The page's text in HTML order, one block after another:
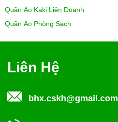
Quần Áo Kaki Liên Doanh
Quần Áo Phòng Sạch
Liên Hệ
bhx.cskh@gmail.com